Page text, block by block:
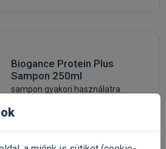
Biogance Protein Plus
Sampon 250ml
sampon gyakori használatra
Kiszerelés: 250ml / Flakon